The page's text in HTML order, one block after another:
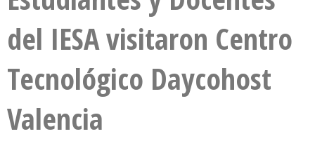
del IESA visitaron Centro
Tecnológico Daycohost
Valencia